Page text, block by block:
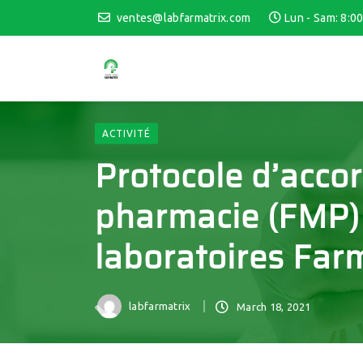
ventes@labfarmatrix.com Lun - Sam:
ACTIVITÉ
Protocole
pharmacie
laboratoires
labfarmatrix March 18, 2021